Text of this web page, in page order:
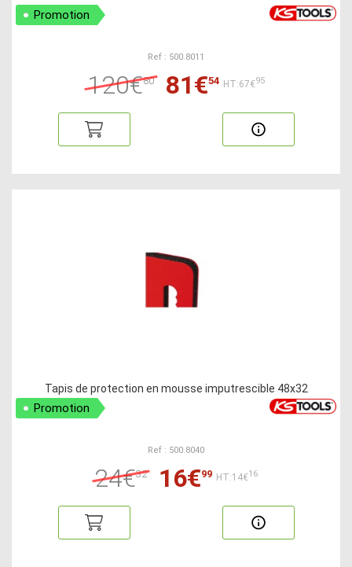
Promotion
Ref : 500.8011
120€80 81€54 HT:67€95
Tapis de protection en mousse imputrescible 48x32
Promotion
Ref : 500.8040
24€32 16€99 HT:14€16